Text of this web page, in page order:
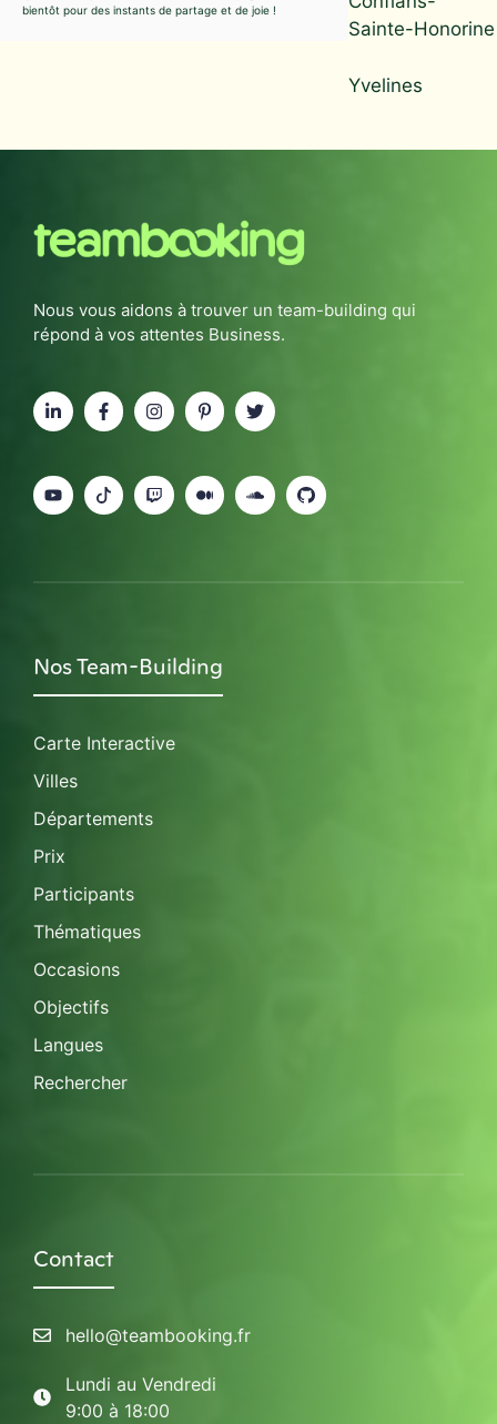
bientôt pour des instants de partage et de joie !
Sainte-Honorine
Yvelines
Nous vous aidons à trouver un team-building qui
répond à vos attentes Business.
Nos Team-Building
Carte Interactive
Villes
Départements
Prix
Participants
Thématiques
Occasions
Objectifs
Langues
Rechercher
Contact
hello@teambooking.fr
Lundi au Vendredi
9:00 à 18:00